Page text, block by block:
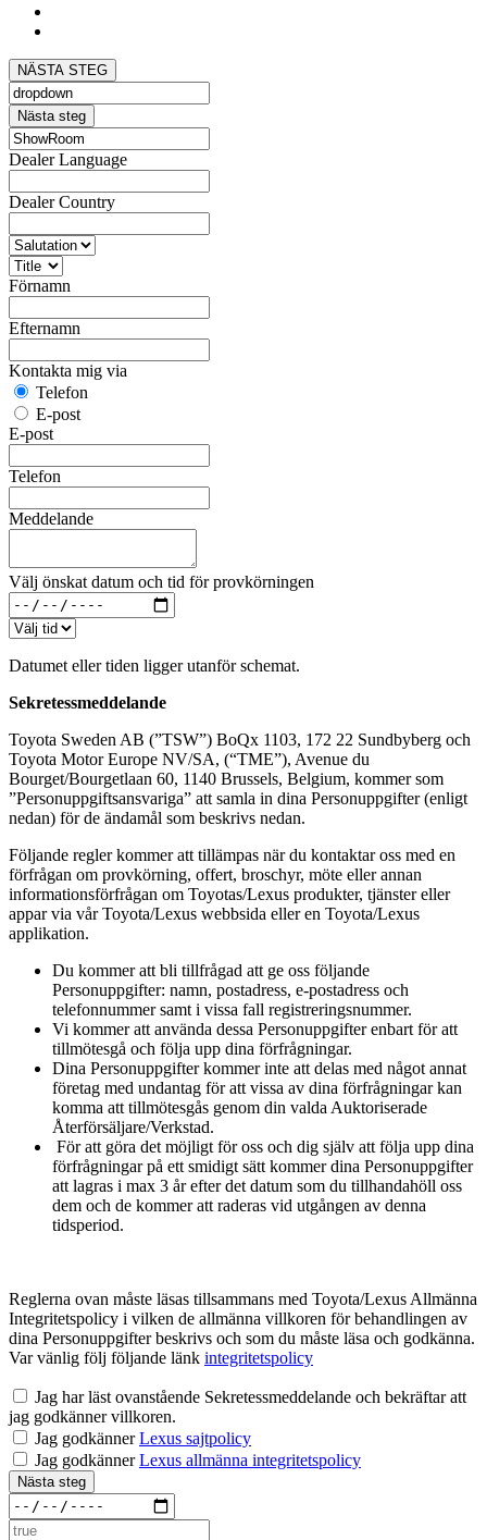
NÄSTA STEG
Nästa steg
Dealer Language
Dealer Country
Förnamn
Efternamn
Kontakta mig via
Telefon
E-post
E-post
Telefon
Meddelande
Välj önskat datum och tid för provkörningen
Datumet eller tiden ligger utanför schemat.
Sekretessmeddelande
Toyota Sweden AB (”TSW”) BoQx 1103, 172 22 Sundbyberg och
Toyota Motor Europe NV/SA, (“TME”), Avenue du
Bourget/Bourgetlaan 60, 1140 Brussels, Belgium, kommer som
”Personuppgiftsansvariga” att samla in dina Personuppgifter (enligt
nedan) för de ändamål som beskrivs nedan.
Följande regler kommer att tillämpas när du kontaktar oss med en
förfrågan om provkörning, offert, broschyr, möte eller annan
informationsförfrågan om Toyotas/Lexus produkter, tjänster eller
appar via vår Toyota/Lexus webbsida eller en Toyota/Lexus
applikation.
Du kommer att bli tillfrågad att ge oss följande
Personuppgifter: namn, postadress, e-postadress och
telefonnummer samt i vissa fall registreringsnummer.
Vi kommer att använda dessa Personuppgifter enbart för att
tillmötesgå och följa upp dina förfrågningar.
Dina Personuppgifter kommer inte att delas med något annat
företag med undantag för att vissa av dina förfrågningar kan
komma att tillmötesgås genom din valda Auktoriserade
Återförsäljare/Verkstad.
För att göra det möjligt för oss och dig själv att följa upp dina
förfrågningar på ett smidigt sätt kommer dina Personuppgifter
att lagras i max 3 år efter det datum som du tillhandahöll oss
dem och de kommer att raderas vid utgången av denna
tidsperiod.
Reglerna ovan måste läsas tillsammans med Toyota/Lexus Allmänna
Integritetspolicy i vilken de allmänna villkoren för behandlingen av
dina Personuppgifter beskrivs och som du måste läsa och godkänna.
Var vänlig följ följande länk integritetspolicy
Jag har läst ovanstående Sekretessmeddelande och bekräftar att
jag godkänner villkoren.
Jag godkännerLexus sajtpolicy
Jag godkännerLexus allmänna integritetspolicy
Nästa steg